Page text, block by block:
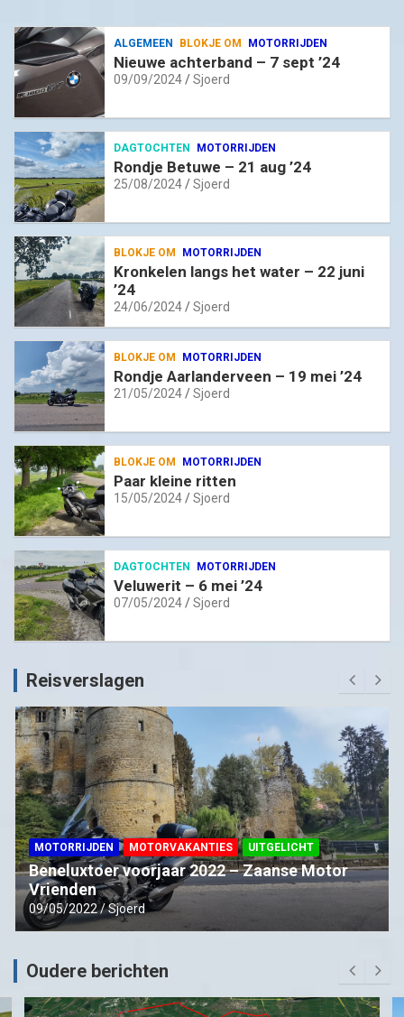
ALGEMEEN BLOKJE OM MOTORRIJDEN
Nieuwe achterband – 7 sept ’24
09/09/2024 Sjoerd
DAGTOCHTEN MOTORRIJDEN
Rondje Betuwe – 21 aug ’24
25/08/2024 Sjoerd
BLOKJE OM MOTORRIJDEN
Kronkelen langs het water – 22 juni
’24
24/06/2024 Sjoerd
BLOKJE OM MOTORRIJDEN
Rondje Aarlanderveen – 19 mei ’24
21/05/2024 Sjoerd
BLOKJE OM MOTORRIJDEN
Paar kleine ritten
15/05/2024 Sjoerd
DAGTOCHTEN MOTORRIJDEN
Veluwerit – 6 mei ’24
07/05/2024 Sjoerd
Reisverslagen
MOTORRIJDEN MOTORVAKANTIES UITGELICHT
Beneluxtoer voorjaar 2022 – Zaanse Motor
Vrienden
09/05/2022 Sjoerd
Oudere berichten